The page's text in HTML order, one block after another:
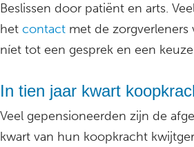
Beslissen door patiënt en arts.
het contact met de
níet tot een gesprek en een
In tien jaar kwart
Veel gepensioneerden zijn de
kwart van hun koopkracht